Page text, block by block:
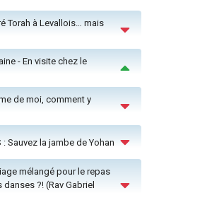
Torah à Levallois… mais
- En visite chez le
de moi, comment y
: Sauvez la jambe de Yohan
mélangé pour le repas
?! (Rav Gabriel